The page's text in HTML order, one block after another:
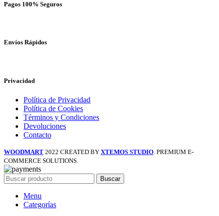
Pagos 100% Seguros
Envíos Rápidos
Privacidad
Política de Privacidad
Política de Cookies
Términos y Condiciones
Devoluciones
Contacto
WOODMART 2022 CREATED BY XTEMOS STUDIO . PREMIUM E-
COMMERCE SOLUTIONS.
Buscar
Menu
Categorías